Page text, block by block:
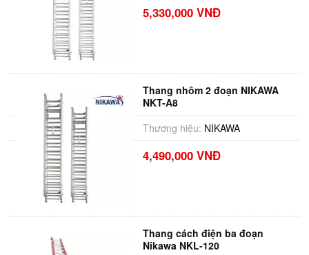
5,330,000 VNĐ
Thang nhôm 2 đoạn NIKAWA
NKT-A8
Thương hiệu: NIKAWA
4,490,000 VNĐ
Thang cách điện ba đoạn
Nikawa NKL-120